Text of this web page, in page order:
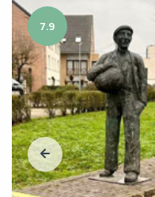
7.9